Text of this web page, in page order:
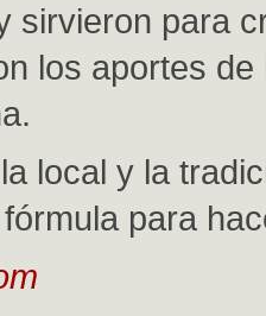
sirvieron para
los aportes de
local y la
para